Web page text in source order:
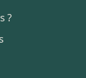
?